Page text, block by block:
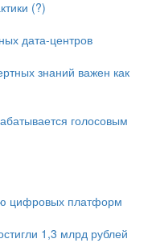
(?)
дата-центров
знаний важен как
голосовым
цифровых платформ
1,3 млрд рублей